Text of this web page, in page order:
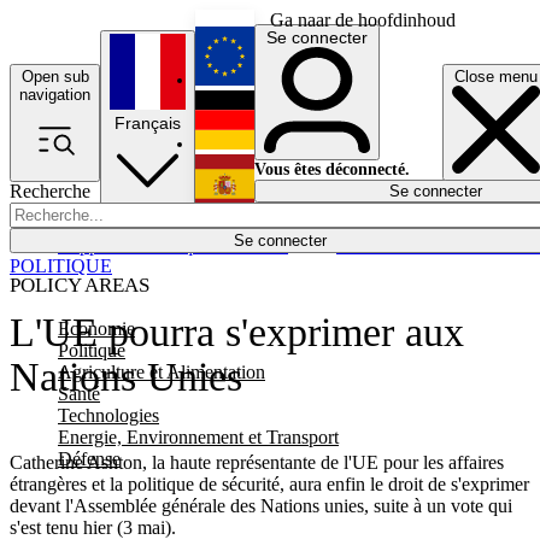
Ga naar de hoofdinhoud
Open sub
navigation
Close menu
Recherche
Se connecter
POLICY AREAS
Economie
Politique
Agriculture et Alimentation
Santé
Technologies
Energie, Environnement et Transport
Défense
Économie
Français
English
Deutsch
Español
Se connecter
Vous êtes déconnecté.
Se connecter
L'UE pourra s'exprimer aux
Nations Unies
Catherine Ashton, la haute représentante de l'UE pour les affaires
étrangères et la politique de sécurité, aura enfin le droit de s'exprimer
devant l'Assemblée générale des Nations unies, suite à un vote qui
s'est tenu hier (3 mai).
POLITIQUE